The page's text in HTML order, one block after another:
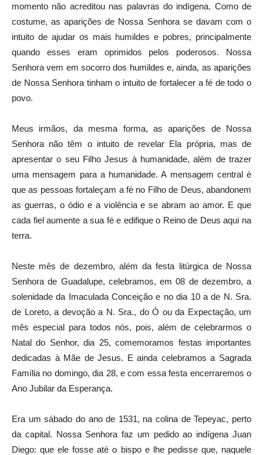
momento não acreditou nas palavras do indígena. Como de
costume, as aparições de Nossa Senhora se davam com o
intuito de ajudar os mais humildes e pobres, principalmente
quando esses eram oprimidos pelos poderosos. Nossa
Senhora vem em socorro dos humildes e, ainda, as aparições
de Nossa Senhora tinham o intuito de fortalecer a fé de todo o
povo.
Meus irmãos, da mesma forma, as aparições de Nossa
Senhora não têm o intuito de revelar Ela própria, mas de
apresentar o seu Filho Jesus à humanidade, além de trazer
uma mensagem para a humanidade. A mensagem central é
que as pessoas fortaleçam a fé no Filho de Deus, abandonem
as guerras, o ódio e a violência e se abram ao amor. E que
cada fiel aumente a sua fé e edifique o Reino de Deus aqui na
terra.
Neste mês de dezembro, além da festa litúrgica de Nossa
Senhora de Guadalupe, celebramos, em 08 de dezembro, a
solenidade da Imaculada Conceição e no dia 10 a de N. Sra.
de Loreto, a devoção a N. Sra., do Ó ou da Expectação, um
mês especial para todos nós, pois, além de celebrarmos o
Natal do Senhor, dia 25, comemoramos festas importantes
dedicadas à Mãe de Jesus. E ainda celebramos a Sagrada
Família no domingo, dia 28, e com essa festa encerraremos o
Ano Jubilar da Esperança.
Era um sábado do ano de 1531, na colina de Tepeyac, perto
da capital. Nossa Senhora faz um pedido ao indígena Juan
Diego: que ele fosse até o bispo e lhe pedisse que, naquele